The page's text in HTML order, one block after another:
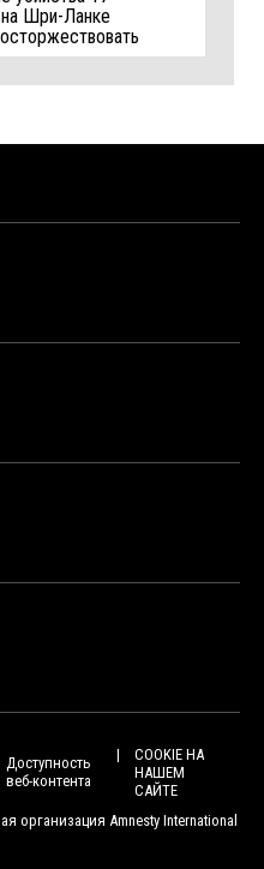
на Шри-Ланке
Доступность
веб-контента
COOKIE НА
НАШЕМ
САЙТЕ
Amnesty International